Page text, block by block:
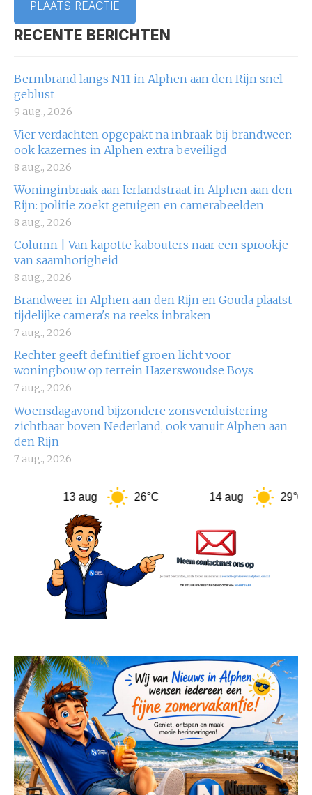
RECENTE BERICHTEN
Bermbrand langs N11 in Alphen aan den Rijn snel
geblust
9 aug., 2026
Vier verdachten opgepakt na inbraak bij brandweer:
ook kazernes in Alphen extra beveiligd
8 aug., 2026
Woninginbraak aan Ierlandstraat in Alphen aan den
Rijn: politie zoekt getuigen en camerabeelden
8 aug., 2026
Column | Van kapotte kabouters naar een sprookje
van saamhorigheid
8 aug., 2026
Brandweer in Alphen aan den Rijn en Gouda plaatst
tijdelijke camera's na reeks inbraken
7 aug., 2026
Rechter geeft definitief groen licht voor
woningbouw op terrein Hazerswoudse Boys
7 aug., 2026
Woensdagavond bijzondere zonsverduistering
zichtbaar boven Nederland, ook vanuit Alphen aan
den Rijn
7 aug., 2026
13 aug 26°C 14 aug 29°C